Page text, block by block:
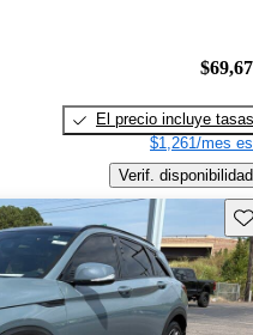
El precio incluye tasas
$1,261/mes
Verif. disponibilidad